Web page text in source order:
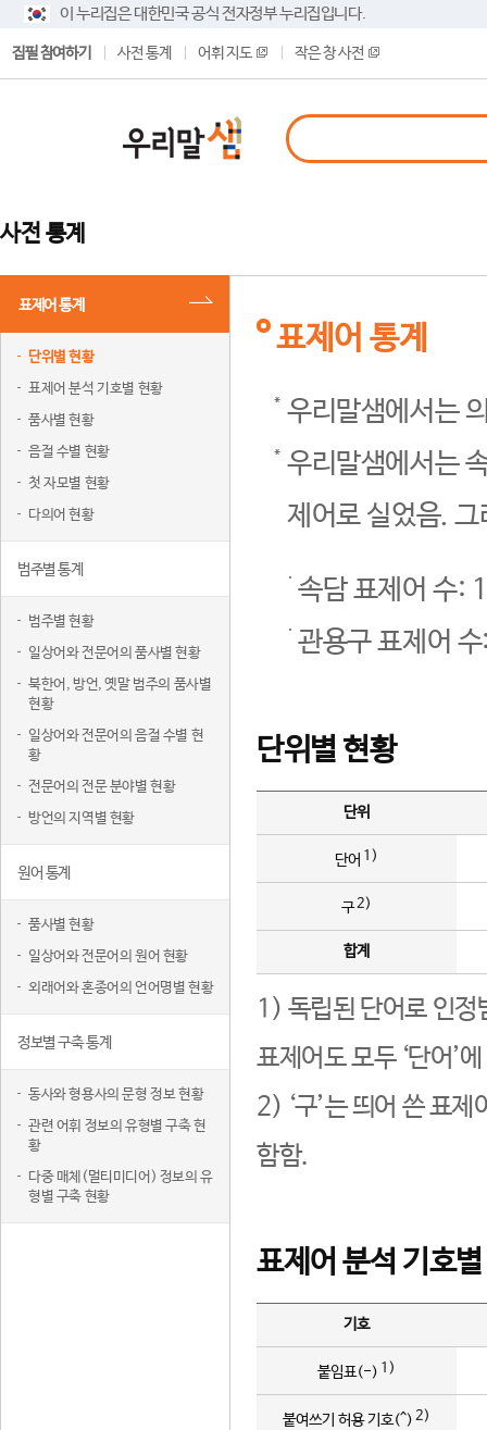
이 누리집은 대한민국 공식 전자정부 누리집입니다.
집필 참여하기 사전 통계 어휘 지도 작은 창 사전
사전 통계
표제어 통계
단위별 현황
표제어 분석 기호별 현황
품사별 현황
음절 수별 현황
첫 자모별 현황
다의어 현황
범주별 통계
범주별 현황
일상어와 전문어의 품사별 현황
북한어, 방언, 옛말 범주의 품사별
현황
일상어와 전문어의 음절 수별 현
황
전문어의 전문 분야별 현황
방언의 지역별 현황
원어 통계
품사별 현황
일상어와 전문어의 원어 현황
외래어와 혼종어의 언어명별 현황
정보별 구축 통계
동사와 형용사의 문형 정보 현황
관련 어휘 정보의 유형별 구축 현
황
다중 매체(멀티미디어) 정보의 유
형별 구축 현황
표제어 통계
우리말샘에서는
우리말샘에서는
제어로 실었음.
속담 표제어 수:
관용구 표제어
단위별 현황
단위
단어 1)
구2)
합계
1) 독립된 단어로 인정
표제어도 모두 ‘단어’
2) ‘구’는 띄어 쓴 표
함함.
표제어 분석 기호
기호
붙임표(-) 1)
붙여쓰기 허용 기호(^) 2)